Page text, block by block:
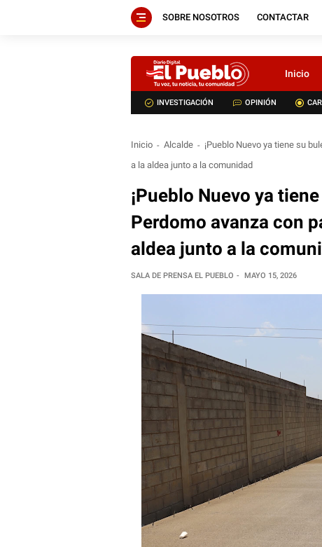
SOBRE NOSOTROS CONTACTAR
Inicio
INVESTIGACIÓN OPINIÓN
Inicio Alcalde
¡Pueblo Nuevo ya tiene su
a la aldea junto a la comunidad
¡Pueblo Nuevo ya
Perdomo avanza con
aldea junto a la
SALA DE PRENSA EL PUEBLO MAYO 15, 2026